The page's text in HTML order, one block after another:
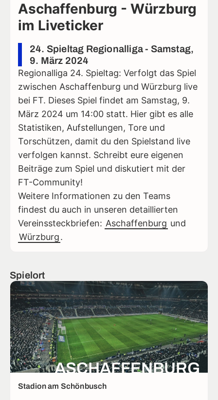
Aschaffenburg - Würzburg
im Liveticker
24. Spieltag Regionalliga - Samstag,
9. März 2024
Regionalliga 24. Spieltag: Verfolgt das Spiel
zwischen Aschaffenburg und Würzburg live
bei FT. Dieses Spiel findet am Samstag, 9.
März 2024 um 14:00 statt. Hier gibt es alle
Statistiken, Aufstellungen, Tore und
Torschützen, damit du den Spielstand live
verfolgen kannst. Schreibt eure eigenen
Beiträge zum Spiel und diskutiert mit der
FT-Community!
Weitere Informationen zu den Teams
findest du auch in unseren detaillierten
Vereinssteckbriefen: Aschaffenburg und
Würzburg.
Spielort
ASCHAFFENBURG
Stadion am Schönbusch